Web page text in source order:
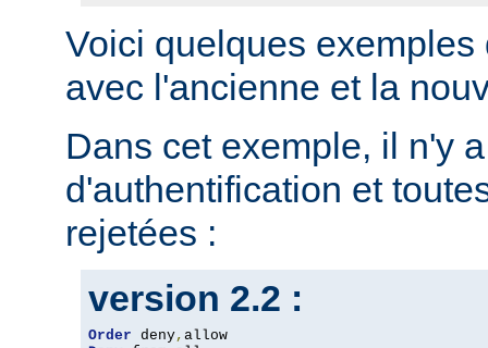
Voici quelques
avec l'ancienne et la
Dans cet exemple, il n'y
d'authentification et
rejetées :
version 2.2 :
Order deny,